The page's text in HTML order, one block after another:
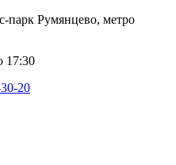
парк Румянцево, метро
17:30
20